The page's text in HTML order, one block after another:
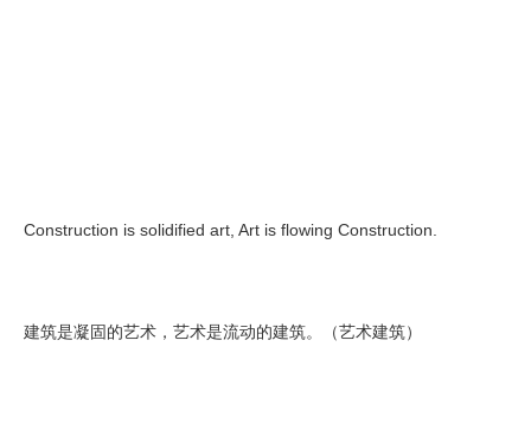
Construction is solidified art, Art is flowing Construction.
建筑是凝固的艺术，艺术是流动的建筑。（艺术建筑）